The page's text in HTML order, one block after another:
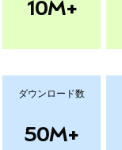
10M+
ダウンロード数
50M+